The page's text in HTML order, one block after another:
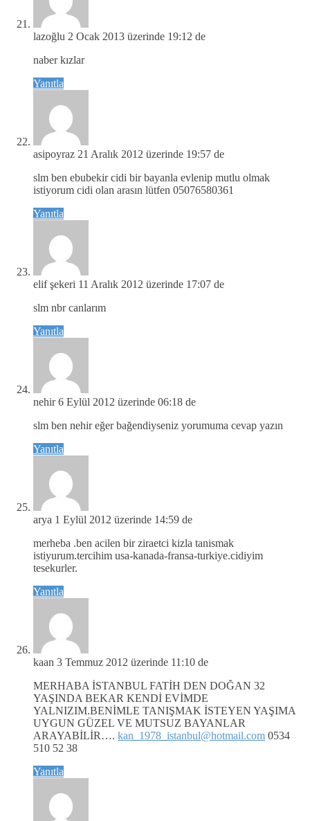
lazoğlu 2 Ocak 2013 üzerinde 19:12 de
naber kızlar
Yanıtla
asipoyraz 21 Aralık 2012 üzerinde 19:57 de
slm ben ebubekir cidi bir bayanla evlenip mutlu olmak
istiyorum cidi olan arasın lütfen 05076580361
Yanıtla
elif şekeri 11 Aralık 2012 üzerinde 17:07 de
slm nbr canlarım
Yanıtla
nehir6 Eylül 2012 üzerinde 06:18 de
slm ben nehir eğer bağendiyseniz yorumuma cevap yazın
Yanıtla
arya 1 Eylül 2012 üzerinde 14:59 de
merheba .ben acilen bir ziraetci kizla tanismak
istiyurum.tercihim usa-kanada-fransa-turkiye.cidiyim
tesekurler.
Yanıtla
kaan 3 Temmuz 2012 üzerinde 11:10 de
MERHABA İSTANBUL FATİH DEN DOĞAN 32
YAŞINDA BEKAR KENDİ EVİMDE
YALNIZIM.BENİMLE TANIŞMAK İSTEYEN YAŞIMA
UYGUN GÜZEL VE MUTSUZ BAYANLAR
ARAYABİLİR…. kan_1978_istanbul@hotmail.com 0534
510 52 38
Yanıtla